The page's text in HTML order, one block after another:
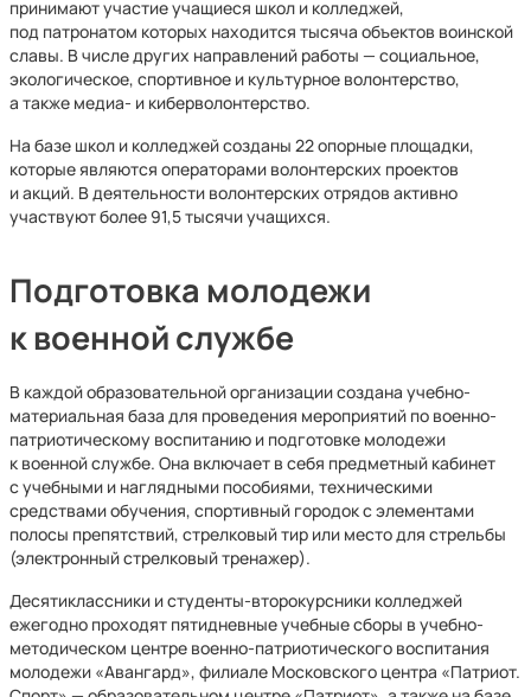
принимают участие учащиеся школ и колледжей,
под патронатом которых находится тысяча объектов воинской
славы. В числе других направлений работы — социальное,
экологическое, спортивное и культурное волонтерство,
а также медиа- и киберволонтерство.
На базе школ и колледжей созданы 22 опорные площадки,
которые являются операторами волонтерских проектов
и акций. В деятельности волонтерских отрядов активно
участвуют более 91,5 тысячи учащихся.
Подготовка молодежи
к военной службе
В каждой образовательной организации создана учебно-
материальная база для проведения мероприятий по военно-
патриотическому воспитанию и подготовке молодежи
к военной службе. Она включает в себя предметный кабинет
с учебными и наглядными пособиями, техническими
средствами обучения, спортивный городок с элементами
полосы препятствий, стрелковый тир или место для стрельбы
(электронный стрелковый тренажер).
Десятиклассники и студенты-второкурсники колледжей
ежегодно проходят пятидневные учебные сборы в учебно-
методическом центре военно-патриотического воспитания
молодежи «Авангард», филиале Московского центра «Патриот.